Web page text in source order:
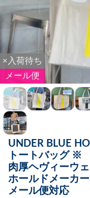
×入荷待ち
メール便
UNDER BLUE
トートバッグ ※
肉厚ヘヴィーウ
ホールドメーカ
メール便対応